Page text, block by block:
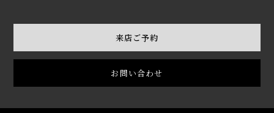
来店ご予約
お問い合わせ